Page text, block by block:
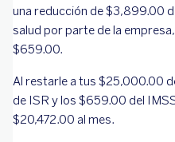
una reducción de $3,899.00
salud por parte de la
$659.00.
Al restarle a tus $25,000.00
de ISR y los $659.00 del
$20,472.00 al mes.